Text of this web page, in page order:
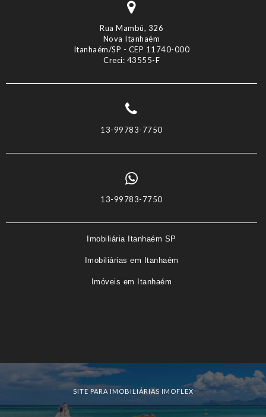
Rua Mambú, 326
Nova Itanhaém
Itanhaém/SP - CEP 11740-000
Creci: 43555-F
13-99783-7750
13-99783-7750
Imobiliária Itanhaém SP
Imobiliárias em Itanhaém
Imóveis em Itanhaém
SITE PARA IMOBILIÁRIAS IMOFLEX